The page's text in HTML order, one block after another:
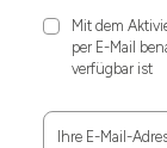
Mit dem
per E-Mail
verfügbar ist
Ihre E-Mail-